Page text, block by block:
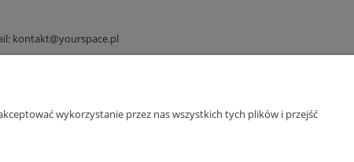
kontakt@yourspace.pl
wykorzystanie przez nas wszystkich tych plików i przejść